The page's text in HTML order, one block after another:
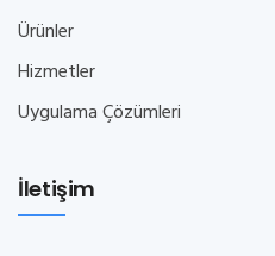
Ürünler
Hizmetler
Uygulama Çözümleri
İletişim